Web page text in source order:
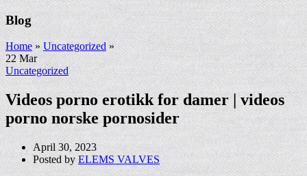
Blog
Home»Uncategorized »
22Mar
Uncategorized
Videos porno erotikk for damer | videos
porno norske pornosider
April 30, 2023
Posted by ELEMS VALVES